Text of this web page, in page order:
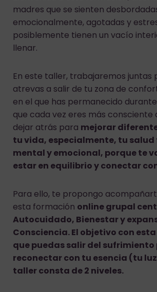
madres que se sienten
emocionalmente, agotadas y
posiblemente tienen un vacío
llenar.
En este taller, trabajaremos juntas
atrevas a salir de tu zona de
en el que has permanecido
que cada vez eres más consciente
dejar atrás para mejorar
tu vida, especialmente, tu
mental y emocional, porque te
estar en equilibrio y conectar
Para ello, te propongo
esta formación online grupal
Autocuidado, Bienestar y
Consciencia. El objetivo con
que puedas salir del sufrimiento
reconectar con tu esencia (tu
taller consta de 2 niveles.